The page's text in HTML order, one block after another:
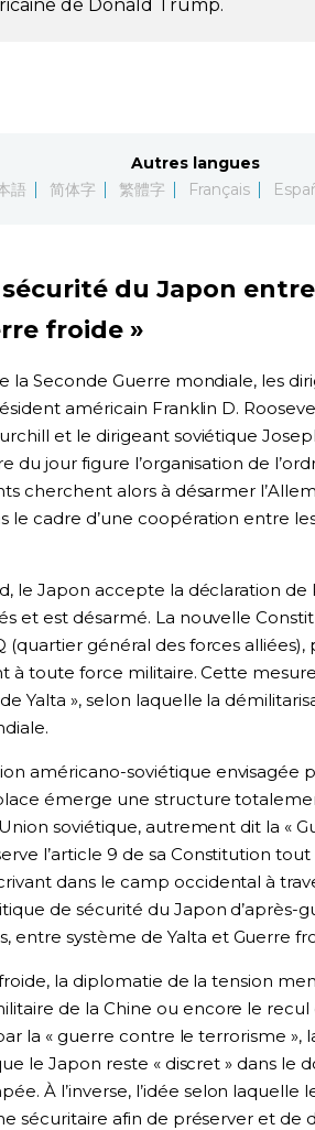
de Donald Trump.
Autres langues
語 简体字 繁體字 Français
du Japon
froide »
la Seconde Guerre mondiale, les
américain Franklin D.
et le dirigeant soviétique
du jour figure l’organisation de
cherchent alors à désarmer
le cadre d’une coopération entre
le Japon accepte la déclaration de
et est désarmé. La nouvelle
(quartier général des forces
à toute force militaire. Cette
Yalta », selon laquelle la
américano-soviétique envisagée
émerge une structure
soviétique, autrement dit la «
l’article 9 de sa Constitution
dans le camp occidental à
de sécurité du Japon d’après-
entre système de Yalta et Guerre
la diplomatie de la tension
de la Chine ou encore le
la « guerre contre le terrorisme »,
le Japon reste « discret » dans le
À l’inverse, l’idée selon laquelle
sécuritaire afin de préserver et de